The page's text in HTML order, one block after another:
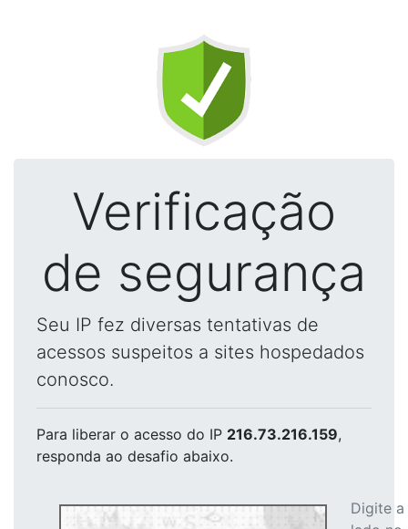
Verificação
de segurança
Seu IP fez diversas tentativas de
acessos suspeitos a sites hospedados
conosco.
Para liberar o acesso do IP 216.73.216.159,
responda ao desafio abaixo.
Digite